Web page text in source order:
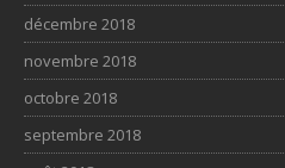
décembre 2018
novembre 2018
octobre 2018
septembre 2018